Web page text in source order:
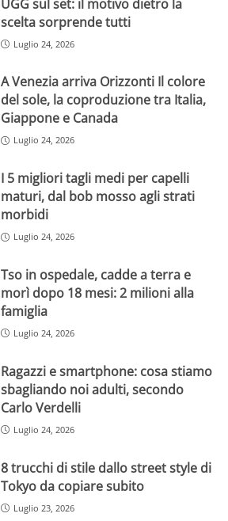
UGG sul set: il motivo dietro la
scelta sorprende tutti
Luglio 24, 2026
A Venezia arriva Orizzonti Il colore
del sole, la coproduzione tra Italia,
Giappone e Canada
Luglio 24, 2026
I 5 migliori tagli medi per capelli
maturi, dal bob mosso agli strati
morbidi
Luglio 24, 2026
Tso in ospedale, cadde a terra e
morì dopo 18 mesi: 2 milioni alla
famiglia
Luglio 24, 2026
Ragazzi e smartphone: cosa stiamo
sbagliando noi adulti, secondo
Carlo Verdelli
Luglio 24, 2026
8 trucchi di stile dallo street style di
Tokyo da copiare subito
Luglio 23, 2026